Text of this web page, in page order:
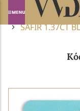
Domů
SAFÍR 1.37CT